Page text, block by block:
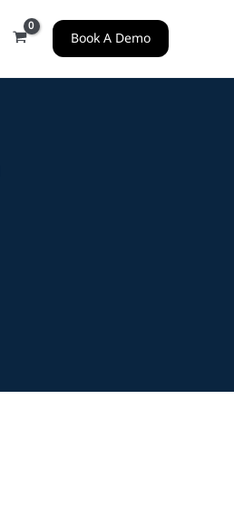
Book A Demo